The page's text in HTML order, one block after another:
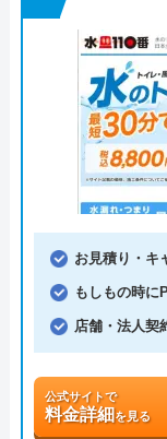
お見積り・キ
もしもの時に
店舗・法人契
公式サイトで
料金詳細を見る